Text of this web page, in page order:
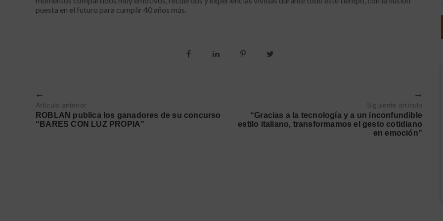
puesta en el futuro para cumplir 40 años más.
Artículo anterior
ROBLAN publica los ganadores de su concurso
“BARES CON LUZ PROPIA”
Siguiente artículo
“Gracias a la tecnología y a un inconfundible
estilo italiano, transformamos el gesto cotidiano
en emoción”